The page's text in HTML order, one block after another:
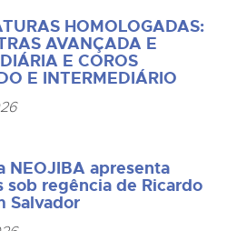
HOMOLOGADAS:
AVANÇADA E
E COROS
E INTERMEDIÁRIO
NEOJIBA apresenta
sob regência de Ricardo
Salvador